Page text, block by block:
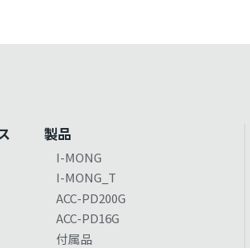
製品
I-MONG
I-MONG_T
ACC-PD200G
ACC-PD16G
付属品